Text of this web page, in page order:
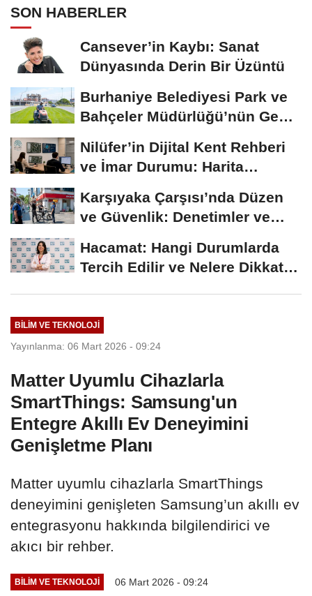
SON HABERLER
Cansever’in Kaybı: Sanat
Dünyasında Derin Bir Üzüntü
Burhaniye Belediyesi Park ve
Bahçeler Müdürlüğü’nün Genel
Nilüfer’in Dijital Kent Rehberi
ve İmar Durumu: Harita
Karşıyaka Çarşısı’nda Düzen
ve Güvenlik: Denetimler ve
Hacamat: Hangi Durumlarda
Tercih Edilir ve Nelere Dikkat
BILIM VE TEKNOLOJI
Yayınlanma: 06 Mart 2026 - 09:24
Matter Uyumlu Cihazlarla
SmartThings: Samsung'un
Entegre Akıllı Ev Deneyimini
Genişletme Planı
Matter uyumlu cihazlarla SmartThings
deneyimini genişleten Samsung’un akıllı ev
entegrasyonu hakkında bilgilendirici ve
akıcı bir rehber.
BILIM VE TEKNOLOJI 06 Mart 2026 - 09:24